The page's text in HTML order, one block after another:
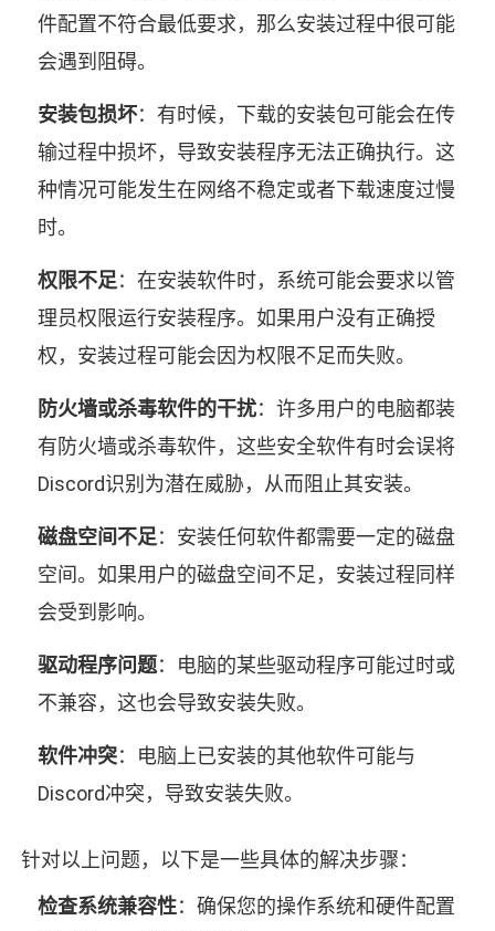
件配置不符合最低要求，那么安装过程中很可能
会遇到阻碍。
安装包损坏：有时候，下载的安装包可能会在传
输过程中损坏，导致安装程序无法正确执行。这
种情况可能发生在网络不稳定或者下载速度过慢
时。
权限不足：在安装软件时，系统可能会要求以管
理员权限运行安装程序。如果用户没有正确授
权，安装过程可能会因为权限不足而失败。
防火墙或杀毒软件的干扰：许多用户的电脑都装
有防火墙或杀毒软件，这些安全软件有时会误将
Discord识别为潜在威胁，从而阻止其安装。
磁盘空间不足：安装任何软件都需要一定的磁盘
空间。如果用户的磁盘空间不足，安装过程同样
会受到影响。
驱动程序问题：电脑的某些驱动程序可能过时或
不兼容，这也会导致安装失败。
软件冲突：电脑上已安装的其他软件可能与
Discord冲突，导致安装失败。
针对以上问题，以下是一些具体的解决步骤：
检查系统兼容性：确保您的操作系统和硬件配置